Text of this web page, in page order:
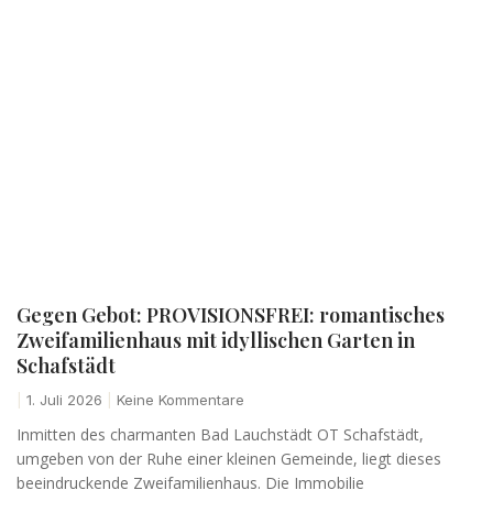
Gegen Gebot: PROVISIONSFREI: romantisches
Zweifamilienhaus mit idyllischen Garten in
Schafstädt
1. Juli 2026 Keine Kommentare
Inmitten des charmanten Bad Lauchstädt OT Schafstädt,
umgeben von der Ruhe einer kleinen Gemeinde, liegt dieses
beeindruckende Zweifamilienhaus. Die Immobilie